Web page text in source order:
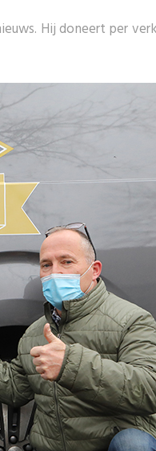
Hij doneert per